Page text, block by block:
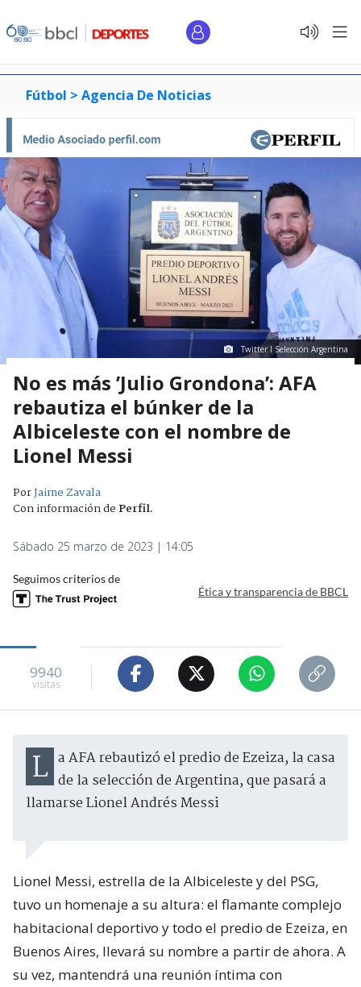
Fútbol > Agencia De Noticias
Twitter I Selección Argentina
No es más ’Julio Grondona’: AFA
rebautiza el búnker de la
Albiceleste con el nombre de
Lionel Messi
PorJaime Zavala
Con información dePerfil.
Sábado 25 marzo de 2023 | 14:05
Seguimos criterios de
Ética y transparencia de BBCL
9940
visitas
La AFA rebautizó el predio de Ezeiza, la casa de la selección de Argentina, que pasará a
llamarse Lionel Andrés Messi
Lionel Messi, estrella de la Albiceleste y del PSG,
tuvo un homenaje a su altura: el flamante complejo
habitacional deportivo y todo el predio de Ezeiza, en
Buenos Aires, llevará su nombre a partir de ahora. A
su vez, mantendrá una reunión íntima con